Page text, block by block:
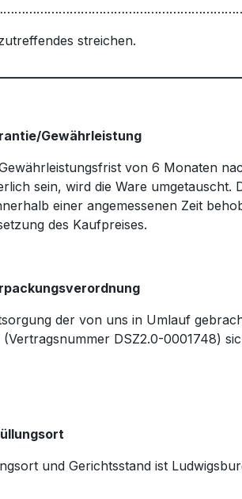
streichen.
Gewährleistung
von 6 Monaten
sein, wird die Ware umgetauscht.
einer angemessenen Zeit
des Kaufpreises.
der von uns in Umlauf
(Vertragsnummer DSZ2.0-0001748)
und Gerichtsstand ist